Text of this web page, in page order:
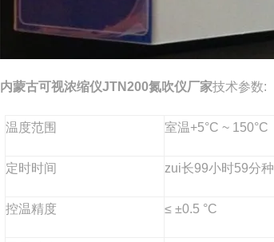
内蒙古可视浓缩仪JTN200氮吹仪厂家技术参数:
温度范围 室温+5°C ~ 150°C
定时时间 zui长99小时59分种
控温精度 ≤ ±0.5 °C